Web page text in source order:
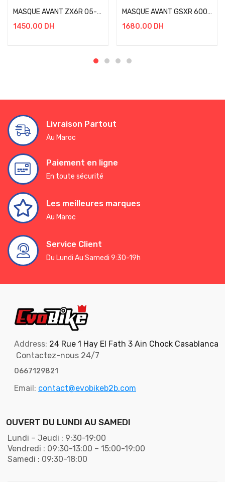
MASQUE AVANT ZX6R 05-06
1450.00 DH
MASQUE AVANT GSXR 600 11-
1680.00 DH
Livraison Partout
Au Maroc
Paiement en ligne
En toute sécurité
Les meilleures marques
Au Maroc
Service Client
Du Lundi Au Samedi 9:30-19h
Address: 24 Rue 1 Hay El Fath 3 Ain Chock Casablanca
Contactez-nous 24/7
0667129821
Email: contact@evobikeb2b.com
OUVERT DU LUNDI AU SAMEDI
Lundi – Jeudi : 9:30-19:00
Vendredi : 09:30-13:00 – 15:00-19:00
Samedi : 09:30-18:00